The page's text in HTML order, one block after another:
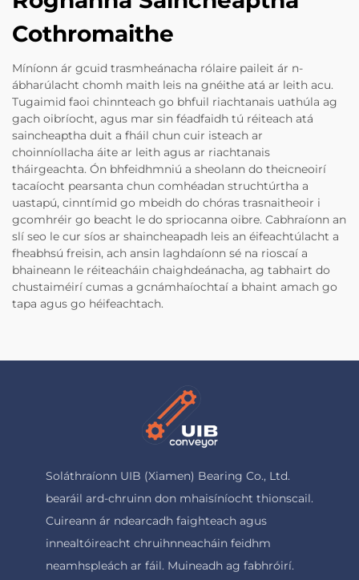
Cothromaithe
Míníonn ár gcuid trasmheánacha rólaire paileit ár n-
ábharúlacht chomh maith leis na gnéithe atá ar leith acu.
Tugaimid faoi chinnteach go bhfuil riachtanais uathúla ag
gach oibríocht, agus mar sin féadfaidh tú réiteach atá
saincheaptha duit a fháil chun cuir isteach ar
choinníollacha áite ar leith agus ar riachtanais
tháirgeachta. Ón bhfeidhmniú a sheolann do theicneoirí
tacaíocht pearsanta chun comhéadan struchtúrtha a
uastapú, cinntímid go mbeidh do chóras trasnaitheoir i
gcomhréir go beacht le do spriocanna oibre. Cabhraíonn an
slí seo le cur síos ar shaincheapadh leis an éifeachtúlacht a
fheabhsú freisin, ach ansin laghdaíonn sé na rioscaí a
bhaineann le réiteacháin chaighdeánacha, ag tabhairt do
chustaiméirí cumas a gcnámhaíochtaí a bhaint amach go
tapa agus go héifeachtach.
Soláthraíonn UIB (Xiamen) Bearing Co., Ltd.
bearáil ard-chruinn don mhaisíníocht thionscail.
Cuireann ár ndearcadh faighteach agus
innealtóireacht chruihnneacháin feidhm
neamhspleách ar fáil. Muineadh ag fabhróirí.